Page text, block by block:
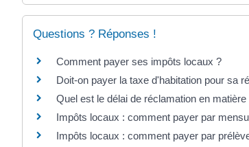
Questions ? Réponses !
Comment payer ses impôts locaux ?
Doit-on payer la taxe d'habitation pour sa
Quel est le délai de réclamation en
Impôts locaux : comment payer par
Impôts locaux : comment payer par